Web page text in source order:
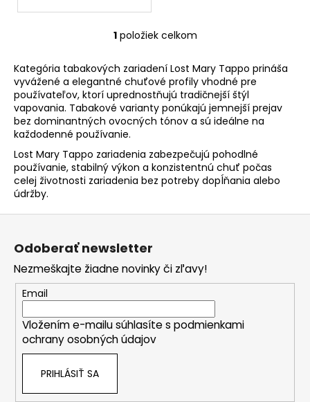
O
l
á
d
a
i
e
p
v
ý
p
i
s
u
1položiek celkom
Kategória tabakových zariadení Lost Mary Tappo prináša
vyvážené a elegantné chuťové profily vhodné pre
používateľov, ktorí uprednostňujú tradičnejší štýl
vapovania. Tabakové varianty ponúkajú jemnejší prejav
bez dominantných ovocných tónov a sú ideálne na
každodenné používanie.
Lost Mary Tappo zariadenia zabezpečujú pohodlné
používanie, stabilný výkon a konzistentnú chuť počas
celej životnosti zariadenia bez potreby dopĺňania alebo
údržby.
Odoberať newsletter
Nezmeškajte žiadne novinky či zľavy!
Email
Vložením e-mailu súhlasíte s podmienkami
ochrany osobných údajov
PRIHLÁSIŤ SA